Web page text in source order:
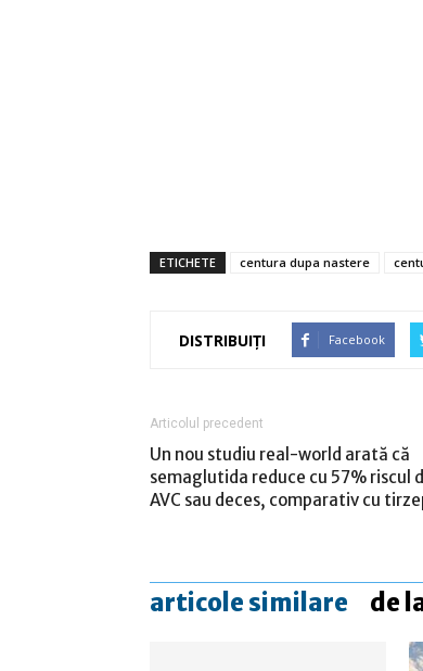
ETICHETE centura dupa nastere
DISTRIBUIȚI Facebook
Articolul precedent
Un nou studiu real-world arată că
semaglutida reduce cu 57% riscul
AVC sau deces, comparativ cu
articole similare de